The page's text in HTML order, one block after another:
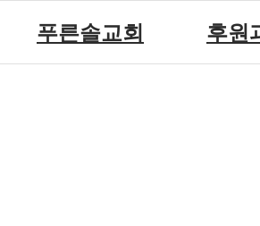
푸른솔교회 후원